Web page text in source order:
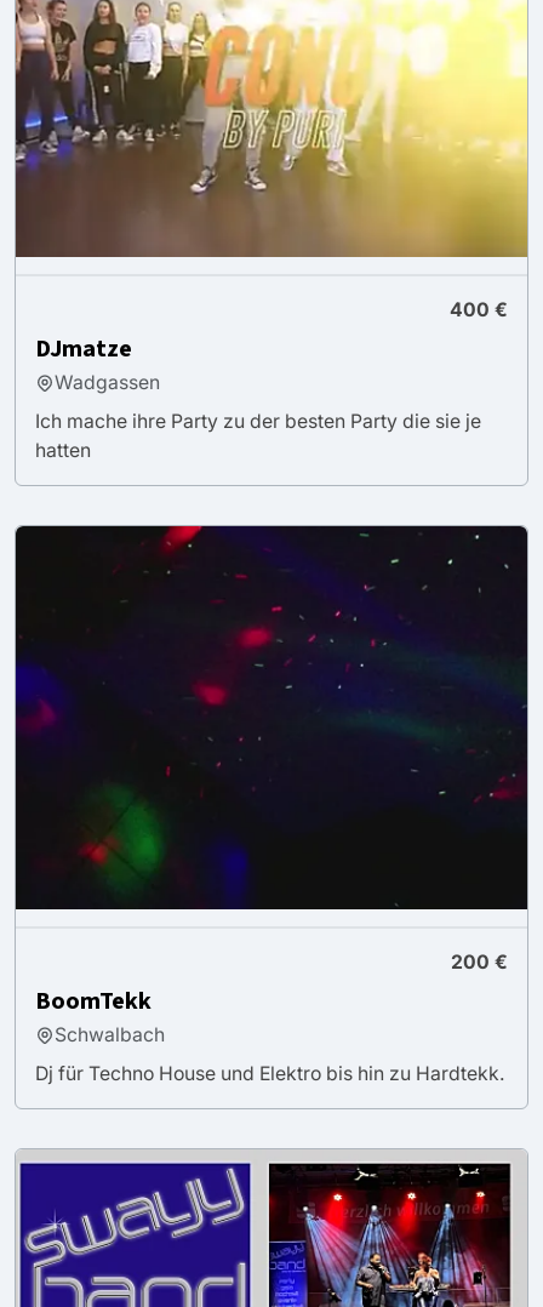
400 €
DJmatze
Wadgassen
Ich mache ihre Party zu der besten Party die sie je
hatten
200 €
BoomTekk
Schwalbach
Dj für Techno House und Elektro bis hin zu Hardtekk.